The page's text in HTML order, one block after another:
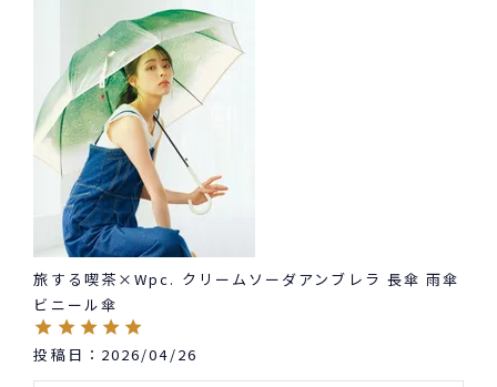
旅する喫茶×Wpc. クリームソーダアンブレラ 長傘 雨傘
ビニール傘
投稿日 2026/04/26